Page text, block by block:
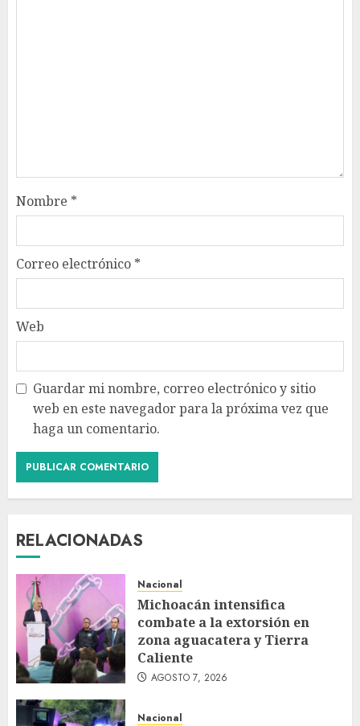
Nombre *
Correo electrónico *
Web
Guardar mi nombre, correo electrónico y sitio
web en este navegador para la próxima vez que
haga un comentario.
RELACIONADAS
Nacional
Michoacán intensifica
combate a la extorsión en
zona aguacatera y Tierra
Caliente
AGOSTO 7, 2026
Nacional